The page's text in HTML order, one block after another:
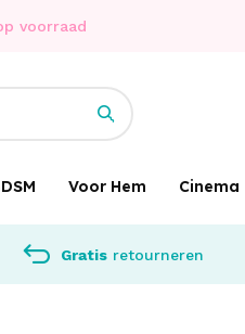
voorraad
Voor Hem Cinema
Gratisretourneren